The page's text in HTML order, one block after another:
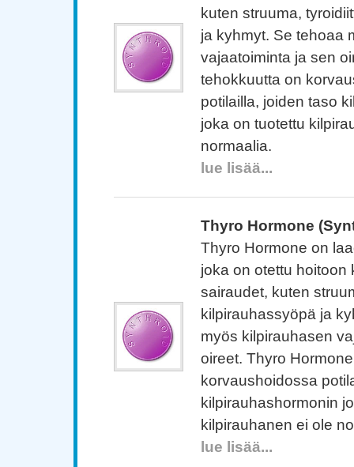
kuten struuma,
ja kyhmyt. Se tehoaa
vajaatoiminta ja sen
tehokkuutta on
potilailla, joiden taso
joka on tuotettu
normaalia.
lue lisää...
Thyro Hormone
Thyro Hormone on
joka on otettu hoitoon
sairaudet, kuten
kilpirauhassyöpä ja
myös kilpirauhasen
oireet. Thyro
korvaushoidossa
kilpirauhashormonin
kilpirauhanen ei ole
lue lisää...